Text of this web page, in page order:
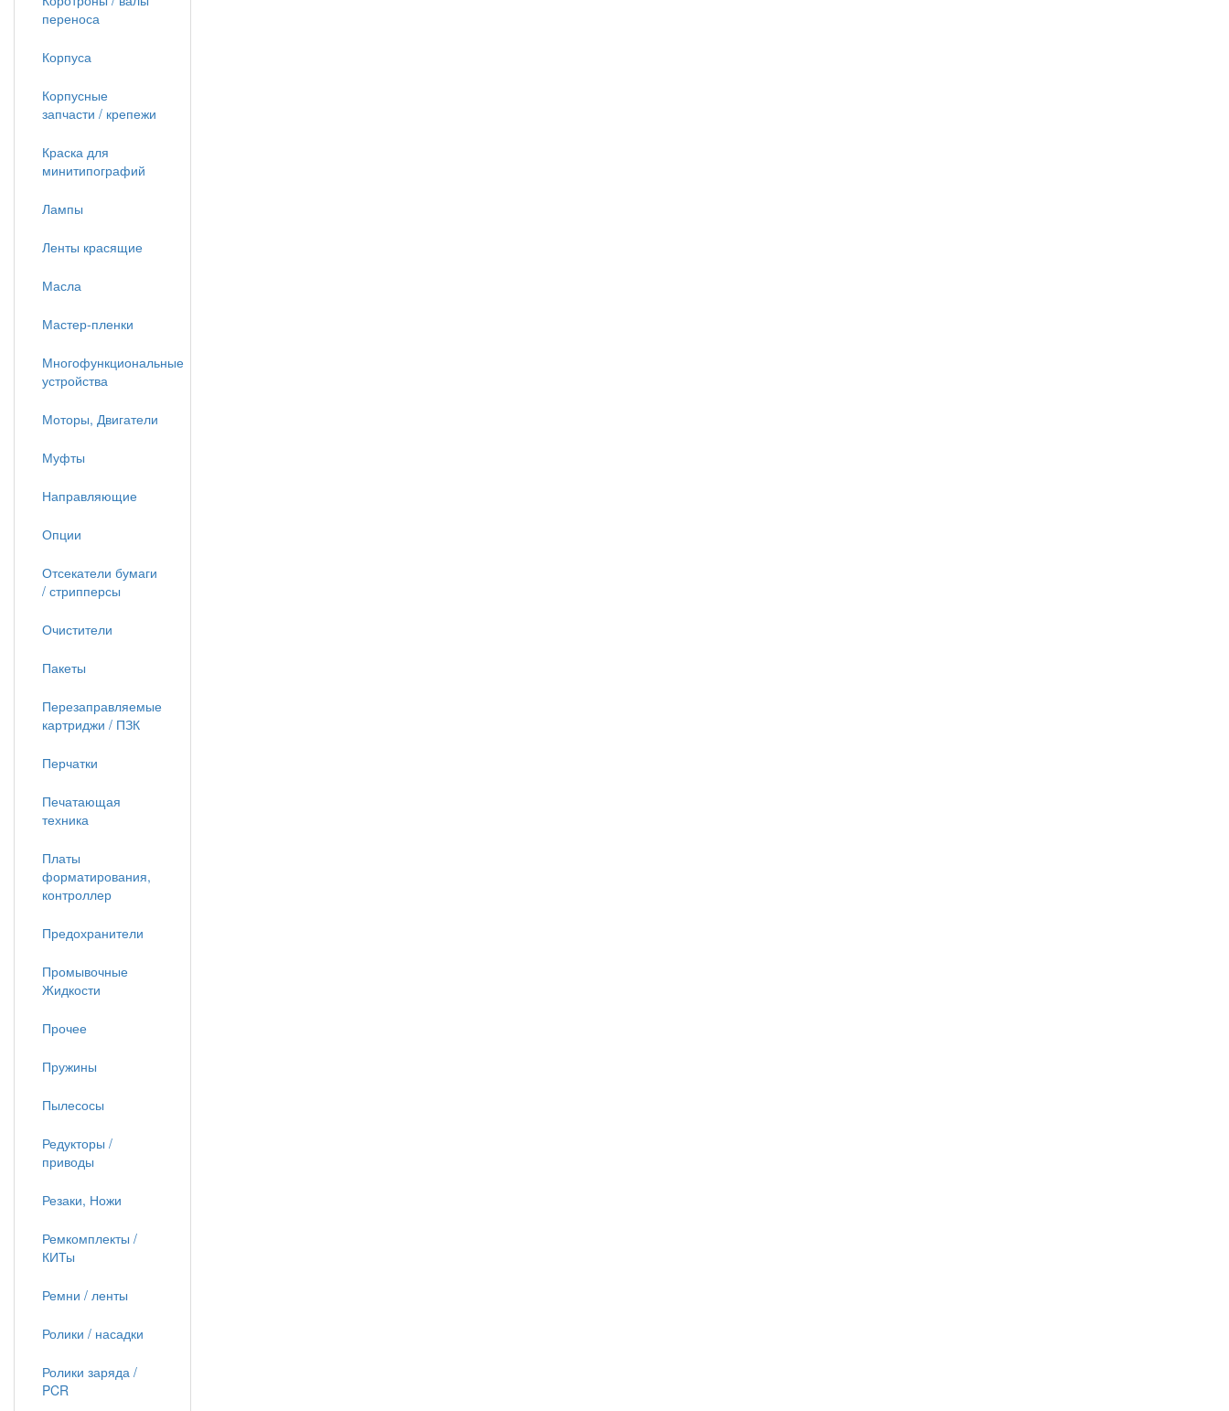
переноса
Корпуса
Корпусные
запчасти / крепежи
Краска для
минитипографий
Лампы
Ленты красящие
Масла
Мастер-пленки
Многофункциональные
устройства
Моторы, Двигатели
Муфты
Направляющие
Опции
Отсекатели бумаги
/ стрипперсы
Очистители
Пакеты
Перезаправляемые
картриджи / ПЗК
Перчатки
Печатающая
техника
Платы
форматирования,
контроллер
Предохранители
Промывочные
Жидкости
Прочее
Пружины
Пылесосы
Редукторы /
приводы
Резаки, Ножи
Ремкомплекты /
КИТы
Ремни / ленты
Ролики / насадки
Ролики заряда /
PCR